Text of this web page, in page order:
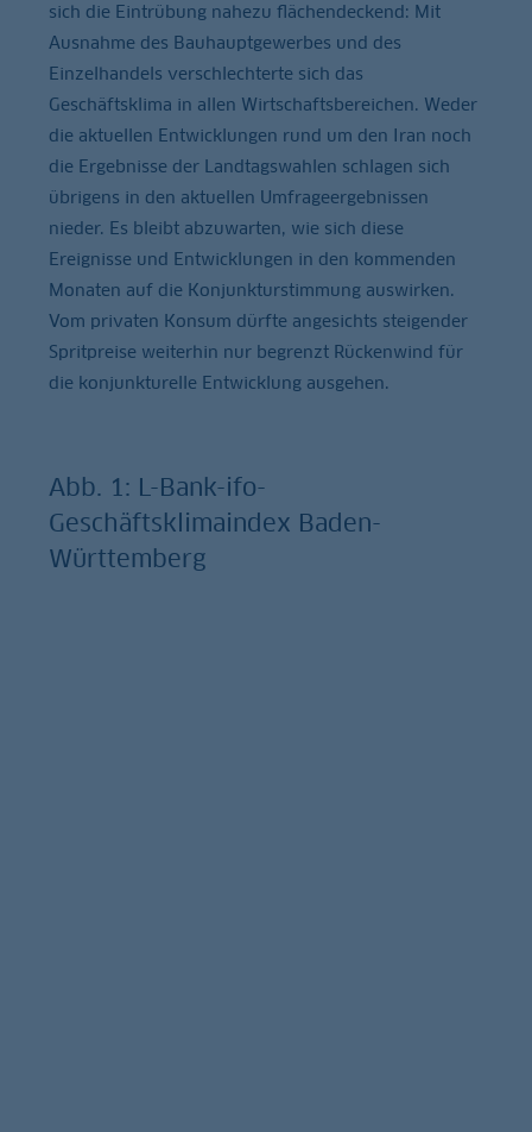
sich die Eintrübung nahezu flächendeckend: Mit
Ausnahme des Bauhauptgewerbes und des
Einzelhandels verschlechterte sich das
Geschäftsklima in allen Wirtschaftsbereichen. Weder
die aktuellen Entwicklungen rund um den Iran noch
die Ergebnisse der Landtagswahlen schlagen sich
übrigens in den aktuellen Umfrageergebnissen
nieder. Es bleibt abzuwarten, wie sich diese
Ereignisse und Entwicklungen in den kommenden
Monaten auf die Konjunkturstimmung auswirken.
Vom privaten Konsum dürfte angesichts steigender
Spritpreise weiterhin nur begrenzt Rückenwind für
die konjunkturelle Entwicklung ausgehen.
Abb. 1: L-Bank-ifo-
Geschäftsklimaindex Baden-
Württemberg